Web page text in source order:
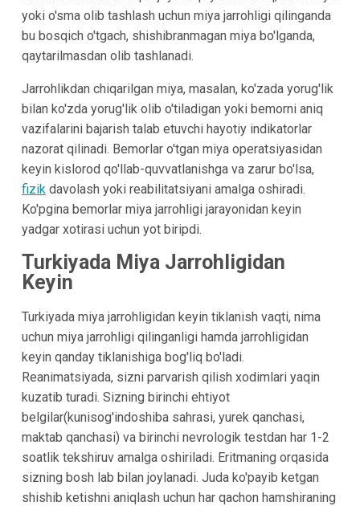
yoki o'sma olib tashlash uchun miya jarrohligi qilinganda
bu bosqich o'tgach, shishibranmagan miya bo'lganda,
qaytarilmasdan olib tashlanadi.
Jarrohlikdan chiqarilgan miya, masalan, ko'zada yorug'lik
bilan ko'zda yorug'lik olib o'tiladigan yoki bemorni aniq
vazifalarini bajarish talab etuvchi hayotiy indikatorlar
nazorat qilinadi. Bemorlar o'tgan miya operatsiyasidan
keyin kislorod qo'llab-quvvatlanishga va zarur bo'lsa,
fizikdavolash yoki reabilitatsiyani amalga oshiradi.
Ko'pgina bemorlar miya jarrohligi jarayonidan keyin
yadgar xotirasi uchun yot biripdi.
Turkiyada Miya Jarrohligidan
Keyin
Turkiyada miya jarrohligidan keyin tiklanish vaqti, nima
uchun miya jarrohligi qilinganligi hamda jarrohligidan
keyin qanday tiklanishiga bog'liq bo'ladi.
Reanimatsiyada, sizni parvarish qilish xodimlari yaqin
kuzatib turadi. Sizning birinchi ehtiyot
belgilar(kunisog'indoshiba sahrasi, yurek qanchasi,
maktab qanchasi) va birinchi nevrologik testdan har 1-2
soatlik tekshiruv amalga oshiriladi. Eritmaning orqasida
sizning bosh lab bilan joylanadi. Juda ko'payib ketgan
shishib ketishni aniqlash uchun har qachon hamshiraning